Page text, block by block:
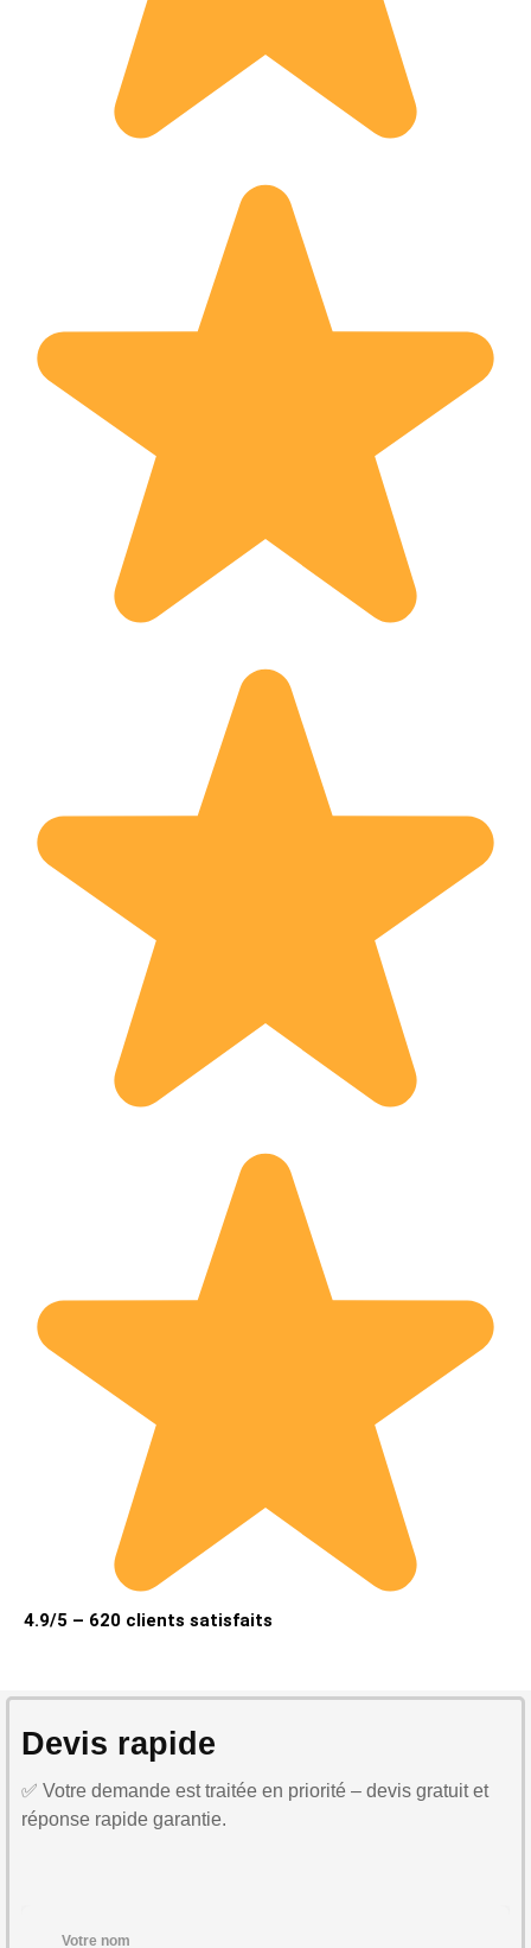
4.9/5 – 620 clients satisfaits
Devis rapide
✅ Votre demande est traitée en priorité – devis gratuit et
réponse rapide garantie.
Votre nom